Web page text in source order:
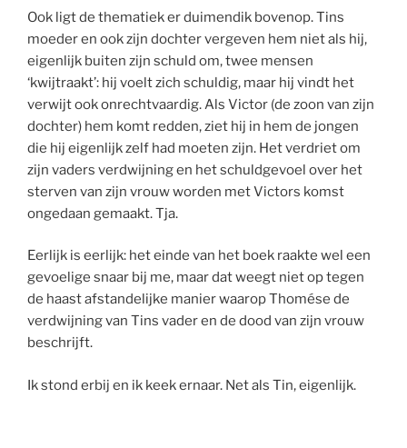
Ook ligt de thematiek er duimendik bovenop. Tins
moeder en ook zijn dochter vergeven hem niet als hij,
eigenlijk buiten zijn schuld om, twee mensen
‘kwijtraakt’: hij voelt zich schuldig, maar hij vindt het
verwijt ook onrechtvaardig. Als Victor (de zoon van zijn
dochter) hem komt redden, ziet hij in hem de jongen
die hij eigenlijk zelf had moeten zijn. Het verdriet om
zijn vaders verdwijning en het schuldgevoel over het
sterven van zijn vrouw worden met Victors komst
ongedaan gemaakt. Tja.
Eerlijk is eerlijk: het einde van het boek raakte wel een
gevoelige snaar bij me, maar dat weegt niet op tegen
de haast afstandelijke manier waarop Thomése de
verdwijning van Tins vader en de dood van zijn vrouw
beschrijft.
Ik stond erbij en ik keek ernaar. Net als Tin, eigenlijk.